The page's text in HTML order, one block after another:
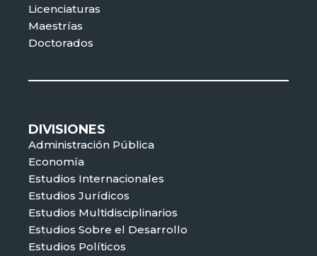
Licenciaturas
Maestrías
Doctorados
DIVISIONES
Administración Pública
Economía
Estudios Internacionales
Estudios Jurídicos
Estudios Multidisciplinarios
Estudios Sobre el Desarrollo
Estudios Políticos